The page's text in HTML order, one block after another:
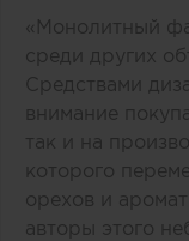
«Монолитный
среди других
Средствами
внимание
так и на
которого
орехов и
авторы этого